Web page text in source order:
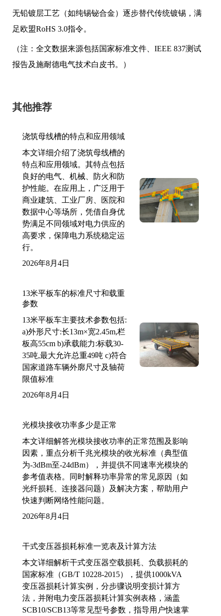
无铅镀层工艺（如纯锡铋合金）逐步替代传统镀锡，满
足欧盟RoHS 3.0指令。
（注：全文数据来源包括国家标准文件、IEEE 837测试
报告及施耐德电气技术白皮书。）
其他推荐
浇筑母线槽的特点和应用领域
本文详细介绍了浇筑母线槽的
特点和应用领域。其特点包括
良好的电气、机械、防火和防
护性能。在应用上，广泛用于
商业建筑、工业厂房、医院和
数据中心等场所，凭借自身优
势满足不同领域对电力供应的
高要求，保障电力系统稳定运
行。
2026年8月4日
13米平板车的标准尺寸和载重
参数
13米平板车主要技术参数包括:
a)外形尺寸:长13m×宽2.45m,栏
板高55cm b)承载能力:标载30-
35吨,最大允许总重49吨 c)符合
国家道路车辆外廓尺寸及轴荷
限值标准
2026年8月4日
光模块接收功率多少是正常
本文详细解答光模块接收功率的正常范围及影响
因素，重点分析千兆光模块的收光标准（典型值
为-3dBm至-24dBm），并提供不同速率光模块的
参考值表格。同时解释功率异常的常见原因（如
光纤损耗、连接器问题）及解决方案，帮助用户
快速判断网络性能问题。
2026年8月4日
干式变压器损耗标准一览表及计算方法
本文详细解析干式变压器空载损耗、负载损耗的
国家标准（GB/T 10228-2015），提供1000kVA
变压器损耗计算实例，分步骤说明变损计算方
法，并附电力变压器损耗计算实例表格，涵盖
SCB10/SCB13等常见型号参数，指导用户快速掌